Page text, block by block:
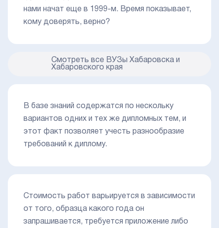
нами начат еще в 1999-м. Время показывает,
кому доверять, верно?
Смотреть все ВУЗы Хабаровска и
Хабаровского края
В базе знаний содержатся по нескольку
вариантов одних и тех же дипломных тем, и
этот факт позволяет учесть разнообразие
требований к диплому.
Стоимость работ варьируется в зависимости
от того, образца какого года он
запрашивается, требуется приложение либо